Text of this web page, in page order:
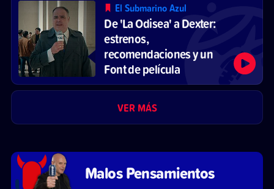
El Submarino Azul
De 'La Odisea' a Dexter:
estrenos,
recomendaciones y un
Font de película
VER MÁS
Malos Pensamientos